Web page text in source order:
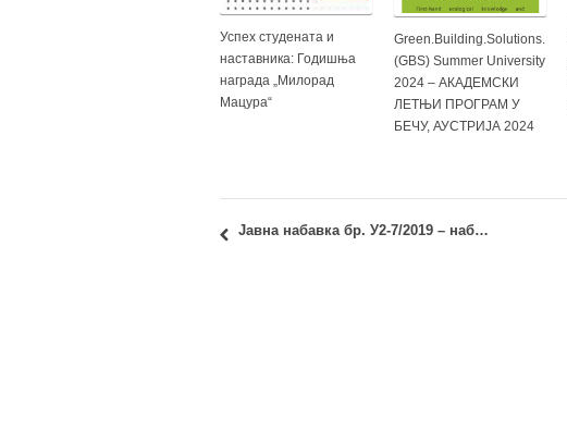
Успех студената и
наставника: Годишња
награда „Милорад
Мацура“
Green.Building.Solutions.
(GBS) Summer University
2024 – АКАДЕМСКИ
ЛЕТЊИ ПРОГРАМ У
БЕЧУ, АУСТРИЈА 2024
Јавна набавка бр. У2-7/2019 – набавка услуга: штампа монографије